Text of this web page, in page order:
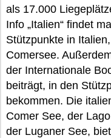
als 17.000
Info „Italien“ findet
Stützpunkte in
Comersee.
der Internationale
beiträgt, in den
bekommen. Die
Comer See, der
der Luganer See,